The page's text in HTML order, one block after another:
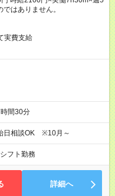
はありません。
実費支給
間30分
日相談OK ※10月～
シフト勤務
詳細へ